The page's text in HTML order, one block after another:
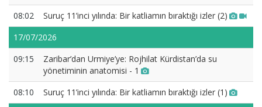
08:02
Suruç 11’inci yılında: Bir katliamın bıraktığı izler (2)
17/07/2026
09:15
Zaribar’dan Urmiye’ye: Rojhilat Kürdistan’da su
yönetiminin anatomisi - 1
08:10
Suruç 11’inci yılında: Bir katliamın bıraktığı izler (1)